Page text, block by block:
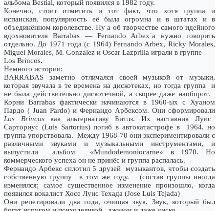
альбома Bestial, который появился в 1982 году.
Конечно, стоит отметить и тот факт, что хотя группа и
испанская, популярность её была огромна и в штатах и в
объединённом королевстве. Ну а об творчестве самого идейного
вдохновителя Barrabas — Fernando Arbex`a нужно говорить
отдельно. До 1971 года (с 1964) Fernando Arbex, Ricky Morales,
Miguel Morales, M. Gonzalez и Oscar Lazprilla играли в группе
Los Brincos.
Немного истории:
BARRABAS заметно отличался своей музыкой от музыки,
которая звучала в те времена на дискотеках, но тогда группа и
не была действительно дискотечной, а скорее даже наоборот.
Корни Barrabas фактически начинаются в 1960-ых с Хуаном
Пардо ( Juan Pardo) и Фернандо Арбексом. Они сформировали
Los Brincosкак альтернативу Битлз. Их наставник Луис
Сарториус (Luis Sartorius) погиб в автокатастрофе в 1964, но
группа упорствовала. Между 1968-70 они экспериментировали с
различными звуками и музыкальными инструментами, и
выпустили альбом «Mundodemoniocarne» в 1970. Но
коммерческого успеха он не принёс и группа распалась.
Фернандо Арбекс сплотил 5 друзей музыкантов, чтобы создать
собственную группу в том же году. (состав группы иногда
изменялся; самое существенное изменение произошло, когда
появился вокалист Хосе Луис Техада (Jose Luis Tejada)
Они репетировали два года, очищая звук. Звук, который был